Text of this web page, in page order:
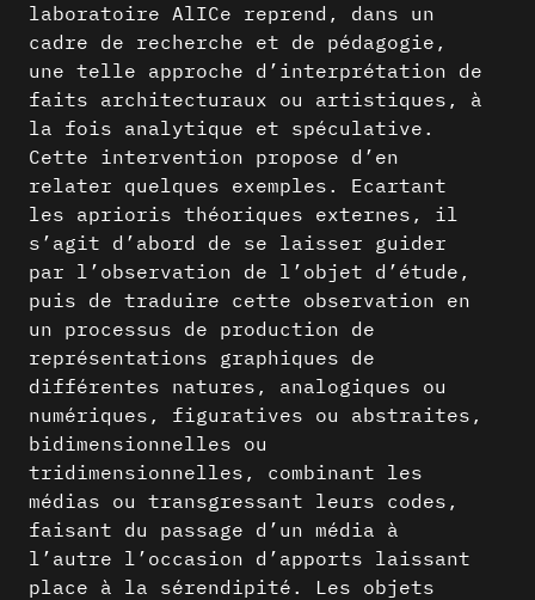
laboratoire AlICe reprend, dans un
cadre de recherche et de pédagogie,
une telle approche d’interprétation de
faits architecturaux ou artistiques, à
la fois analytique et spéculative.
Cette intervention propose d’en
relater quelques exemples. Ecartant
les aprioris théoriques externes, il
s’agit d’abord de se laisser guider
par l’observation de l’objet d’étude,
puis de traduire cette observation en
un processus de production de
représentations graphiques de
différentes natures, analogiques ou
numériques, figuratives ou abstraites,
bidimensionnelles ou
tridimensionnelles, combinant les
médias ou transgressant leurs codes,
faisant du passage d’un média à
l’autre l’occasion d’apports laissant
place à la sérendipité. Les objets